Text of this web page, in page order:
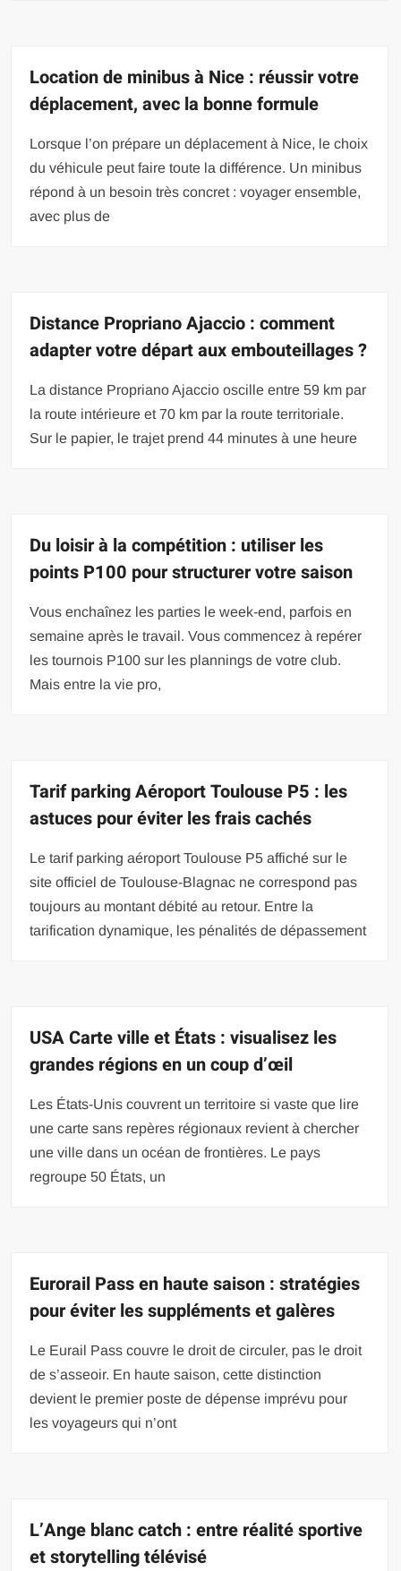
Location de minibus à Nice : réussir votre
déplacement, avec la bonne formule
Lorsque l’on prépare un déplacement à Nice, le choix
du véhicule peut faire toute la différence. Un minibus
répond à un besoin très concret : voyager ensemble,
avec plus de
Distance Propriano Ajaccio : comment
adapter votre départ aux embouteillages ?
La distance Propriano Ajaccio oscille entre 59 km par
la route intérieure et 70 km par la route territoriale.
Sur le papier, le trajet prend 44 minutes à une heure
Du loisir à la compétition : utiliser les
points P100 pour structurer votre saison
Vous enchaînez les parties le week-end, parfois en
semaine après le travail. Vous commencez à repérer
les tournois P100 sur les plannings de votre club.
Mais entre la vie pro,
Tarif parking Aéroport Toulouse P5 : les
astuces pour éviter les frais cachés
Le tarif parking aéroport Toulouse P5 affiché sur le
site officiel de Toulouse-Blagnac ne correspond pas
toujours au montant débité au retour. Entre la
tarification dynamique, les pénalités de dépassement
USA Carte ville et États : visualisez les
grandes régions en un coup d’œil
Les États-Unis couvrent un territoire si vaste que lire
une carte sans repères régionaux revient à chercher
une ville dans un océan de frontières. Le pays
regroupe 50 États, un
Eurorail Pass en haute saison : stratégies
pour éviter les suppléments et galères
Le Eurail Pass couvre le droit de circuler, pas le droit
de s’asseoir. En haute saison, cette distinction
devient le premier poste de dépense imprévu pour
les voyageurs qui n’ont
L’Ange blanc catch : entre réalité sportive
et storytelling télévisé